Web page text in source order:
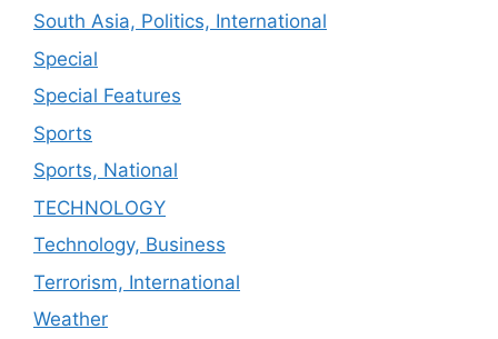
South Asia, Politics, International
Special
Special Features
Sports
Sports, National
TECHNOLOGY
Technology, Business
Terrorism, International
Weather